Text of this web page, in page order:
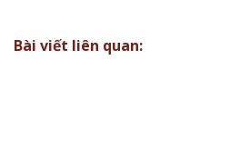
Bài viết liên quan: